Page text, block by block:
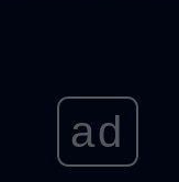
ad